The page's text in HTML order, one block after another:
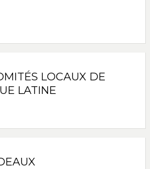
LOCAUX DE
LATINE